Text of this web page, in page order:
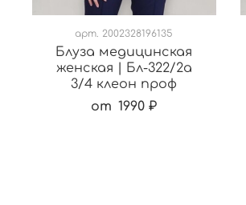
арт. 2002328196135
Блуза медицинская
женская | Бл-322/2а
3/4 клеон проф
от 1990 ₽